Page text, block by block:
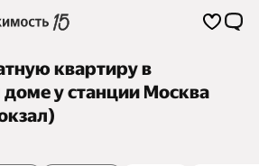
квартиру в
у станции Москва